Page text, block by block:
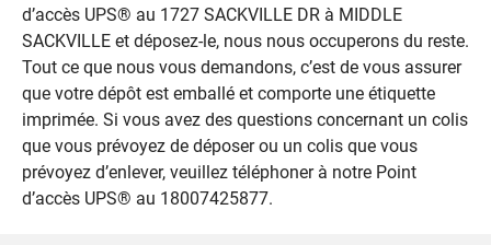
d’accès UPS® au 1727 SACKVILLE DR à MIDDLE
SACKVILLE et déposez-le, nous nous occuperons du reste.
Tout ce que nous vous demandons, c’est de vous assurer
que votre dépôt est emballé et comporte une étiquette
imprimée. Si vous avez des questions concernant un colis
que vous prévoyez de déposer ou un colis que vous
prévoyez d’enlever, veuillez téléphoner à notre Point
d’accès UPS® au 18007425877.